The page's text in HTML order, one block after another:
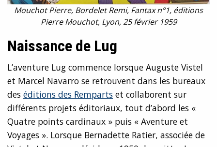
Mouchot Pierre, Bordelet Remi, Fantax n°1, éditions
Pierre Mouchot, Lyon, 25 février 1959
Naissance de Lug
L’aventure Lug commence lorsque Auguste Vistel
et Marcel Navarro se retrouvent dans les bureaux
des éditions des Remparts et collaborent sur
différents projets éditoriaux, tout d’abord les «
Quatre points cardinaux » puis « Aventure et
Voyages ». Lorsque Bernadette Ratier, associée de